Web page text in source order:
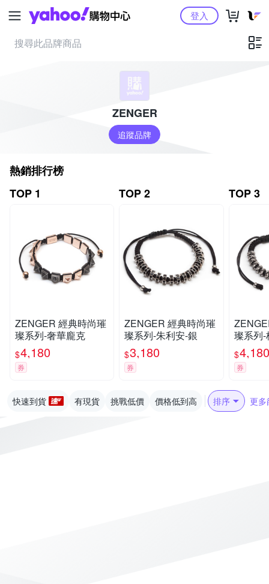
Yahoo購物中心登入
ZENGER
追蹤品牌
熱銷排行榜
TOP 1
ZENGER 經典時尚璀
璨系列-奢華龐克
$4,180
券
TOP 2
ZENGER 經典時尚璀
璨系列-朱利安-銀
$3,180
券
TOP 3
ZENGER 經典
璨系列-
$4,180
券
快速到貨 有現貨 挑戰低價 價格低到高 排序 更多